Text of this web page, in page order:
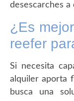
desescarches a
¿Es
reefer
Si necesita
alquiler aporta
busca una